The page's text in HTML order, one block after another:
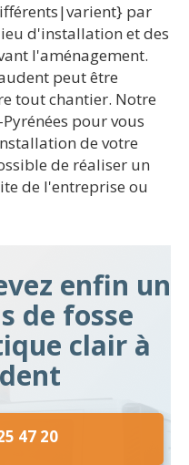
par
d'installation et des
l'aménagement.
peut être
tout chantier. Notre
pour vous
de votre
de réaliser un
de l'entreprise ou
enfin un
de fosse
clair à
47 20